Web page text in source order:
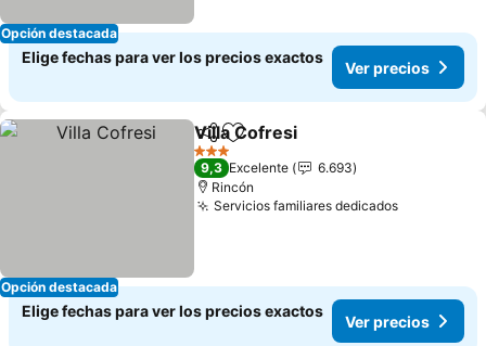
Opción destacada
Elige fechas para ver los precios exactos
Ver precios
Opción destacada
CompartirAgregar a favoritos
Villa Cofresi
3 Estrellas
9,3 Excelente
6.693
Rincón
Servicios familiares dedicadosVer
Elige fechas para ver los precios exactos
Ver precios